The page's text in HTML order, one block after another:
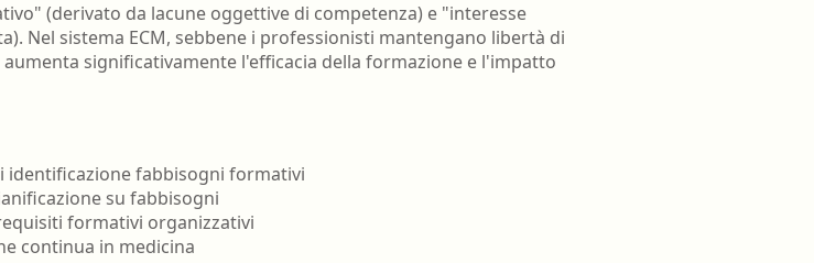
(derivato da lacune oggettive di competenza) e "interesse
Nel sistema ECM, sebbene i professionisti mantengano libertà di
significativamente l'efficacia della formazione e l'impatto
identificazione fabbisogni formativi
su fabbisogni
formativi organizzativi
continua in medicina